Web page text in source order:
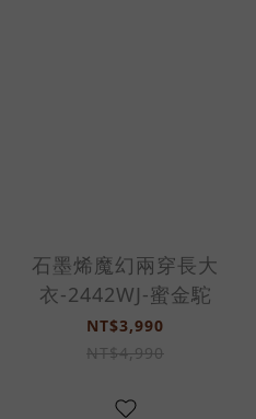
石墨烯魔幻兩穿長大
衣-2442WJ-蜜金駝
NT$3,990
NT$4,990